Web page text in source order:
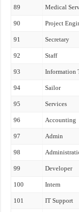
89 Medical
90 Project
91 Secretary
92 Staff
93 Information
94 Sailor
95 Services
96 Accounting
97 Admin
98
99 Developer
100 Intern
101 IT Support